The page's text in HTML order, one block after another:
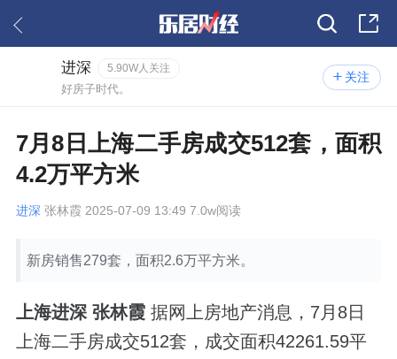
关注
进深 5.90W人关注
好房子时代。
7月8日上海二手房成交512套，面积
4.2万平方米
进深 张林霞 2025-07-09 13:49 7.0w阅读
新房销售279套，面积2.6万平方米。
上海进深 张林霞据网上房地产消息，7月8日
上海二手房成交512套，成交面积42261.59平